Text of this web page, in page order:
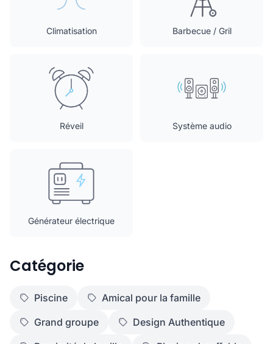
Climatisation Barbecue / Gril
Réveil Système audio
Générateur électrique
Catégorie
Piscine
Amical pour la famille
Grand groupe
Design Authentique